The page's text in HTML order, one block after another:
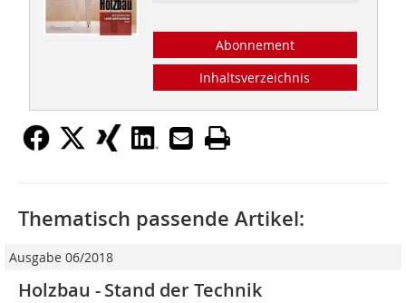
Abonnement
Inhaltsverzeichnis
Thematisch passende Artikel:
Ausgabe 06/2018
Holzbau - Stand der Technik